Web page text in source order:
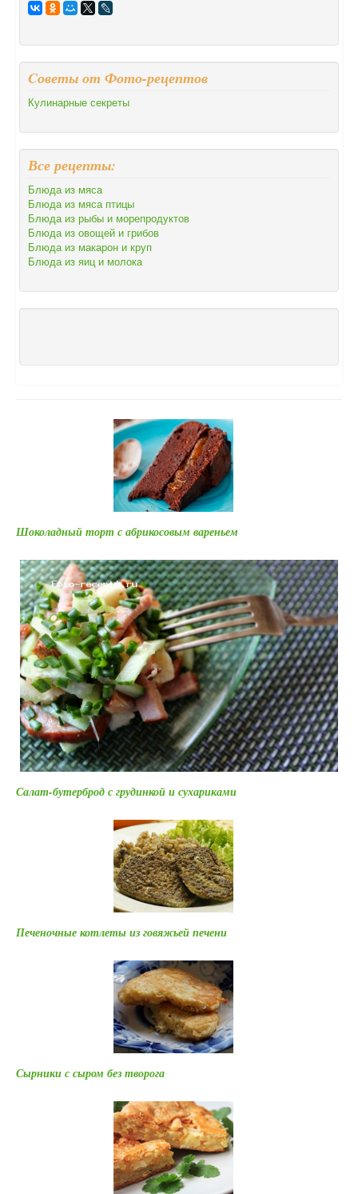
Cоветы от Фото-рецептов
Кулинарные секреты
Все рецепты:
Блюда из мяса
Блюда из мяса птицы
Блюда из рыбы и морепродуктов
Блюда из овощей и грибов
Блюда из макарон и круп
Блюда из яиц и молока
Шоколадный торт с абрикосовым вареньем
Салат-бутерброд с грудинкой и сухариками
Печеночные котлеты из говяжьей печени
Сырники с сыром без творога